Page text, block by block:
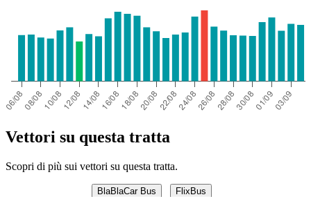
Vettori su questa tratta
Scopri di più sui vettori su questa tratta.
BlaBlaCar Bus FlixBus